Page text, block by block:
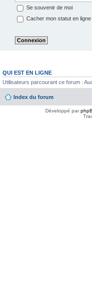
Se souvenir de moi
Cacher mon statut en
QUI EST EN LIGNE
Utilisateurs parcourant ce forum :
Index du forum
Développé par